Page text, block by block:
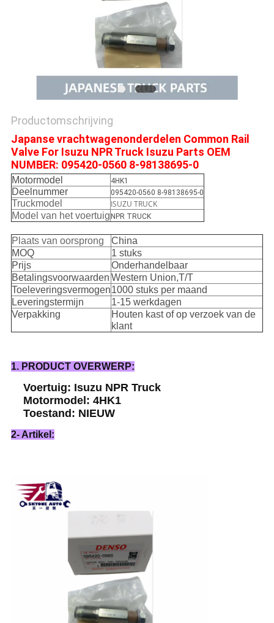
Productomschrijving
Japanse vrachtwagenonderdelen Common Rail
Valve For Isuzu NPR Truck Isuzu Parts OEM
NUMBER: 095420-0560 8-98138695-0
Motormodel 4HK1
Deelnummer 095420-0560 8-98138695-0
Truckmodel
ISUZU TRUCK
Model van het voertuig NPR TRUCK
Plaats van oorsprong
China
MOQ
1 stuks
Prijs
Onderhandelbaar
Betalingsvoorwaarden Western Union,T/T
Toeleveringsvermogen1000 stuks per maand
Leveringstermijn
1-15 werkdagen
Verpakking
Houten kast of op verzoek van de
klant
1. PRODUCT OVERWERP:
Voertuig: Isuzu NPR Truck
Motormodel: 4HK1
Toestand: NIEUW
2- Artikel: